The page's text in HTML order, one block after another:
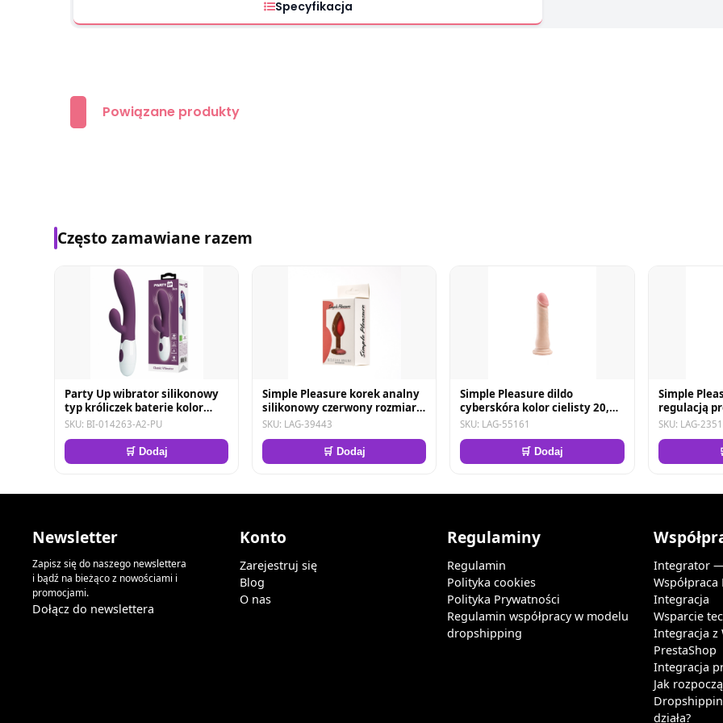
Specyfikacja
Powiązane produkty
Często zamawiane razem
Party Up wibrator silikonowy
typ króliczek baterie kolor
fioletowy Ben
SKU: BI-014263-A2-PU
🛒 Dodaj
Simple Pleasure korek analny
silikonowy czerwony rozmiar s
kryształ ciemno niebieski
SKU: LAG-39443
🛒 Dodaj
Simple Pleasure dildo
cyberskóra kolor cielisty 20,5
cm
SKU: LAG-55161
🛒 Dodaj
Simple
regulacją
cyberskóra
SKU: LAG-
Newsletter
Zapisz się do naszego newslettera
i bądź na bieżąco z nowościami i
promocjami.
Dołącz do newslettera
Konto
Zarejestruj się
Blog
O nas
Regulaminy
Regulamin
Polityka cookies
Polityka Prywatności
Regulamin współpracy w modelu
dropshipping
Integrator
Współpraca
Integracja
Wsparcie
Integracja z
PrestaShop
Integracja
Jak
działa?